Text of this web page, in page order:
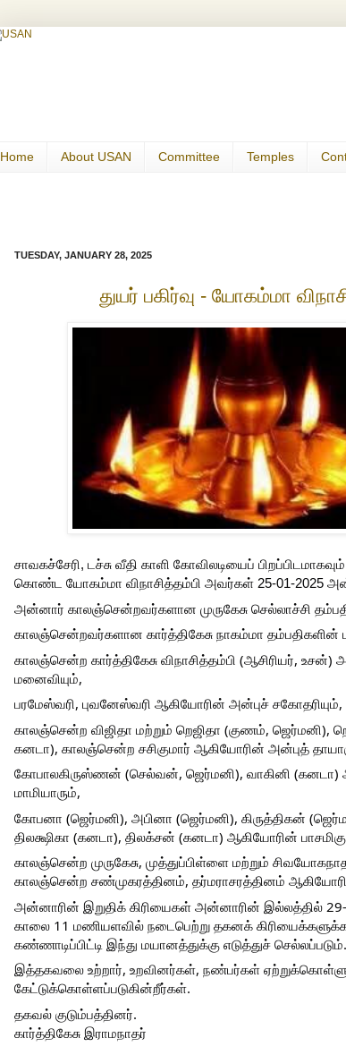
Home About USAN Committee Temples
TUESDAY, JANUARY 28, 2025
துயர் பகிர்வு - யோகம்மா
சாவகச்சேரி, டச்சு வீதி காளி கோவிலடியைப்
கொண்ட யோகம்மா விநாசித்தம்பி அவர்கள் 25-01-2025
அன்னார் காலஞ்சென்றவர்களான முருகேசு செல்லாச்சி
காலஞ்சென்றவர்களான கார்த்திகேசு நாகம்மா தம்பதிகளின்
காலஞ்சென்ற கார்த்திகேசு விநாசித்தம்பி (ஆசிரியர், உசன்)
மனைவியும்,
பரமேஸ்வரி, புவனேஸ்வரி ஆகியோரின் அன்புச் சகோதரியும்,
காலஞ்சென்ற விஜிதா மற்றும் றெஜிதா (குணம், ஜெர்மனி),
கனடா), காலஞ்சென்ற சசிகுமார் ஆகியோரின் அன்புத்
கோபாலகிருஸ்ணன் (செல்வன், ஜெர்மனி), வாகினி (கனடா)
மாமியாரும்,
கோபனா (ஜெர்மனி), அபினா (ஜெர்மனி), கிருத்திகன்
திலக்ஷிகா (கனடா), திலக்சன் (கனடா) ஆகியோரின் பாசமிகு
காலஞ்சென்ற முருகேசு, முத்துப்பிள்ளை மற்றும்
காலஞ்சென்ற சண்முகரத்தினம், தர்மராசரத்தினம்
அன்னாரின் இறுதிக் கிரியைகள் அன்னாரின் இல்லத்தில்
காலை 11 மணியளவில் நடைபெற்று தகனக்
கண்ணாடிப்பிட்டி இந்து மயானத்துக்கு எடுத்துச் செல்லப்படும்.
இத்தகவலை உற்றார், உறவினர்கள், நண்பர்கள்
கேட்டுக்கொள்ளப்படுகின்றீர்கள்.
தகவல் குடும்பத்தினர்.
கார்த்திகேசு இராமநாதர்